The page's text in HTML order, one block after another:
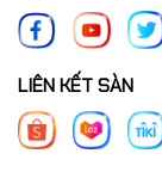
LIÊN KẾT SÀN